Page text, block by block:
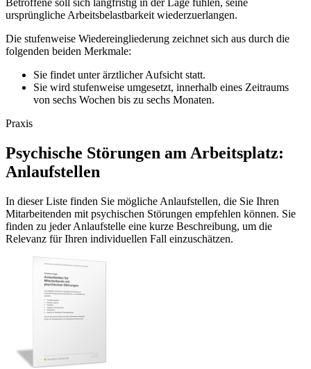
Betroffene soll sich langfristig in der Lage fühlen, seine
ursprüngliche Arbeitsbelastbarkeit wiederzuerlangen.
Die stufenweise Wiedereingliederung zeichnet sich aus durch die
folgenden beiden Merkmale:
Sie findet unter ärztlicher Aufsicht statt.
Sie wird stufenweise umgesetzt, innerhalb eines Zeitraums
von sechs Wochen bis zu sechs Monaten.
Praxis
Psychische Störungen am Arbeitsplatz:
Anlaufstellen
In dieser Liste finden Sie mögliche Anlaufstellen, die Sie Ihren
Mitarbeitenden mit psychischen Störungen empfehlen können. Sie
finden zu jeder Anlaufstelle eine kurze Beschreibung, um die
Relevanz für Ihren individuellen Fall einzuschätzen.